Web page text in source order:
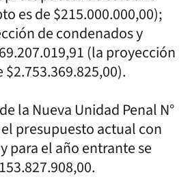
es de $215.000.000,00);
de condenados y
(la proyección
$2.753.369.825,00).
la Nueva Unidad Penal N°
presupuesto actual con
para el año entrante se